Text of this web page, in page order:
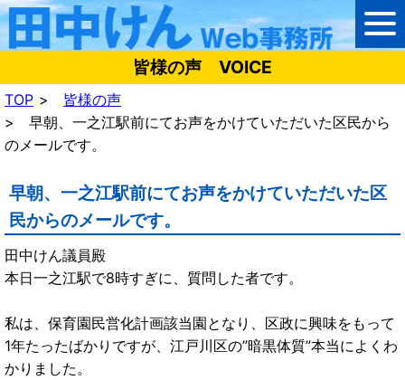
皆様の声 VOICE
TOP
皆様の声
早朝、一之江駅前にてお声をかけていただいた区民から
のメールです。
早朝、一之江駅前にてお声をかけていただいた区
民からのメールです。
田中けん議員殿
本日一之江駅で8時すぎに、質問した者です。
私は、保育園民営化計画該当園となり、区政に興味をもって
1年たったばかりですが、江戸川区の”暗黒体質”本当によくわ
かりました。